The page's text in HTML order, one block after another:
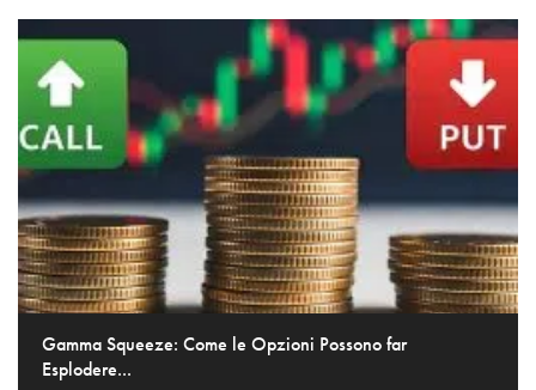
Gamma Squeeze: Come le Opzioni Possono far
Esplodere...